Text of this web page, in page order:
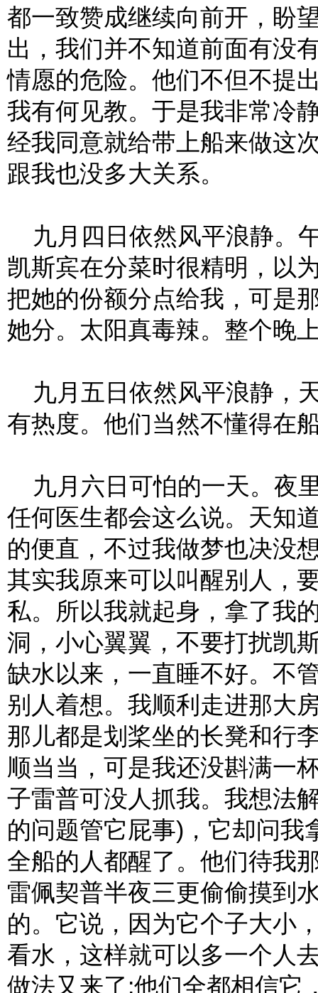
都一致赞成继续向前开，盼
出，我们并不知道前面有没
情愿的危险。他们不但不提
我有何见教。于是我非常冷
经我同意就给带上船来做这
跟我也没多大关系。
九月四日依然风平浪静。
凯斯宾在分菜时很精明，以
把她的份额分点给我，可是
她分。太阳真毒辣。整个晚
九月五日依然风平浪静，
有热度。他们当然不懂得在
九月六日可怕的一天。夜
任何医生都会这么说。天知
的便直，不过我做梦也决没
其实我原来可以叫醒别人，
私。所以我就起身，拿了我
洞，小心翼翼，不要打扰凯
缺水以来，一直睡不好。不
别人着想。我顺利走进那大
那儿都是划桨坐的长凳和行
顺当当，可是我还没斟满一
子雷普可没人抓我。我想法
的问题管它屁事)，它却问我
全船的人都醒了。他们待我
雷佩契普半夜三更偷偷摸到
的。它说，因为它个子大小
看水，这样就可以多一个人
做法又来了:他们全都相信它